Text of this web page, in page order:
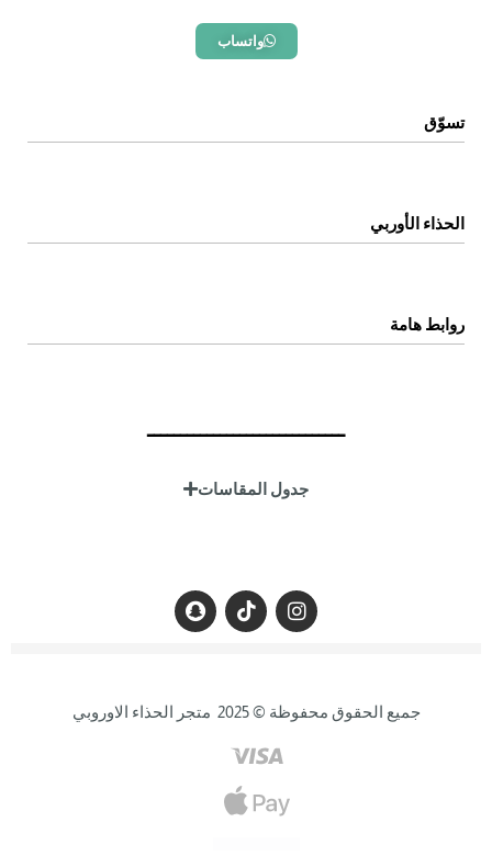
واتساب
تسوّق
المتجر
الحذاء الأوربي
عن المتجر
روابط هامة
ــــــــــــــــــــــــــــــ
جدول المقاسات
جميع الحقوق محفوظة © 2025 متجر الحذاء الاوروبي